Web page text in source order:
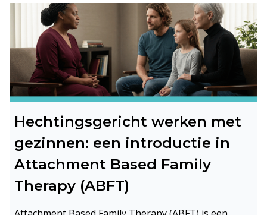
Hechtingsgericht werken met
gezinnen: een introductie in
Attachment Based Family
Therapy (ABFT)